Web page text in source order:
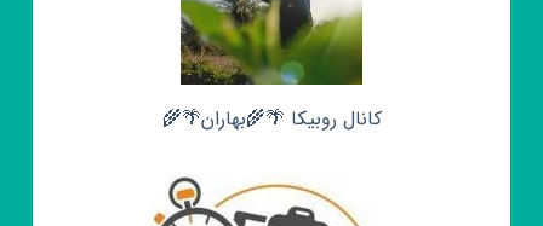
کانال روبیکا 🌴🌾بهاران🌴🌾